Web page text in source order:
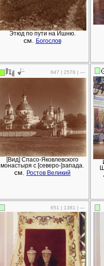
Этюд по пути на Ишню.
см. Богослов
647 | 2578 | —
[Вид] Спасо-Яковлевского
монастыря с [северо-]запада.
см. Ростов Великий
651 | 1381 | —